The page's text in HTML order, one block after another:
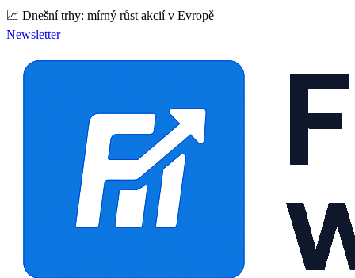
📈 Dnešní trhy: mírný růst akcií v Evropě
Newsletter